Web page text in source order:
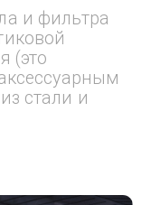
и фильтра
(это
стали и